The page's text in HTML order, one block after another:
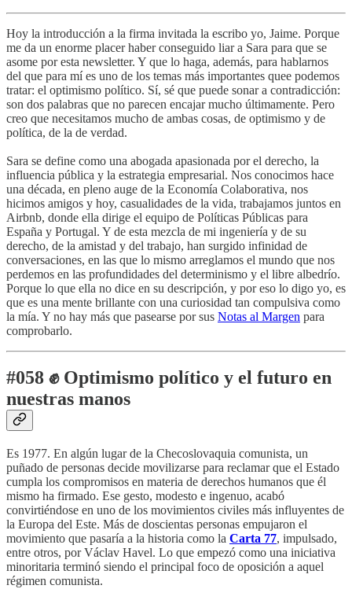
Hoy la introducción a la firma invitada la escribo yo, Jaime. Porque
me da un enorme placer haber conseguido liar a Sara para que se
asome por esta newsletter. Y que lo haga, además, para hablarnos
del que para mí es uno de los temas más importantes quee podemos
tratar: el optimismo político. Sí, sé que puede sonar a contradicción:
son dos palabras que no parecen encajar mucho últimamente. Pero
creo que necesitamos mucho de ambas cosas, de optimismo y de
política, de la de verdad.
Sara se define como una abogada apasionada por el derecho, la
influencia pública y la estrategia empresarial. Nos conocimos hace
una década, en pleno auge de la Economía Colaborativa, nos
hicimos amigos y hoy, casualidades de la vida, trabajamos juntos en
Airbnb, donde ella dirige el equipo de Políticas Públicas para
España y Portugal. Y de esta mezcla de mi ingeniería y de su
derecho, de la amistad y del trabajo, han surgido infinidad de
conversaciones, en las que lo mismo arreglamos el mundo que nos
perdemos en las profundidades del determinismo y el libre albedrío.
Porque lo que ella no dice en su descripción, y por eso lo digo yo, es
que es una mente brillante con una curiosidad tan compulsiva como
la mía. Y no hay más que pasearse por sus Notas al Margen para
comprobarlo.
#058 ✊ Optimismo político y el futuro en
nuestras manos
Es 1977. En algún lugar de la Checoslovaquia comunista, un
puñado de personas decide movilizarse para reclamar que el Estado
cumpla los compromisos en materia de derechos humanos que él
mismo ha firmado. Ese gesto, modesto e ingenuo, acabó
convirtiéndose en uno de los movimientos civiles más influyentes de
la Europa del Este. Más de doscientas personas empujaron el
movimiento que pasaría a la historia como la Carta 77, impulsado,
entre otros, por Václav Havel. Lo que empezó como una iniciativa
minoritaria terminó siendo el principal foco de oposición a aquel
régimen comunista.